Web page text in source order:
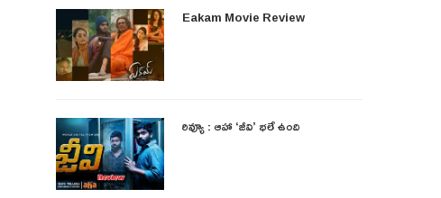
Eakam Movie Review
రివ్యూ : ఆహా ‘జీవి’ భలే ఉంది